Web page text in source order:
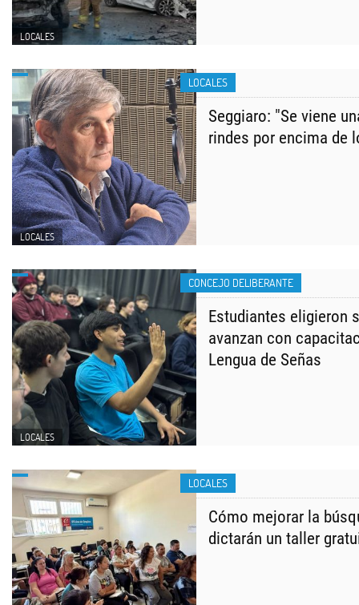
LOCALES
LOCALES
LOCALES
Seggiaro: "Se viene
rindes por encima de
CONCEJO DELIBERANTE
LOCALES
Estudiantes eligieron
avanzan con
Lengua de Señas
LOCALES
Cómo mejorar la
dictarán un taller